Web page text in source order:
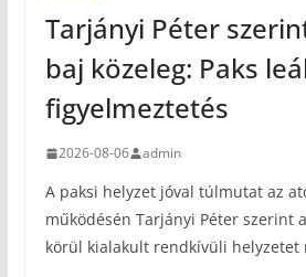
Tarjányi Péter
baj közeleg: Paks
figyelmeztetés
2026-08-06 admin
A paksi helyzet jóval túlmutat az
működésén Tarjányi Péter szerint
körül kialakult rendkívüli helyzetet